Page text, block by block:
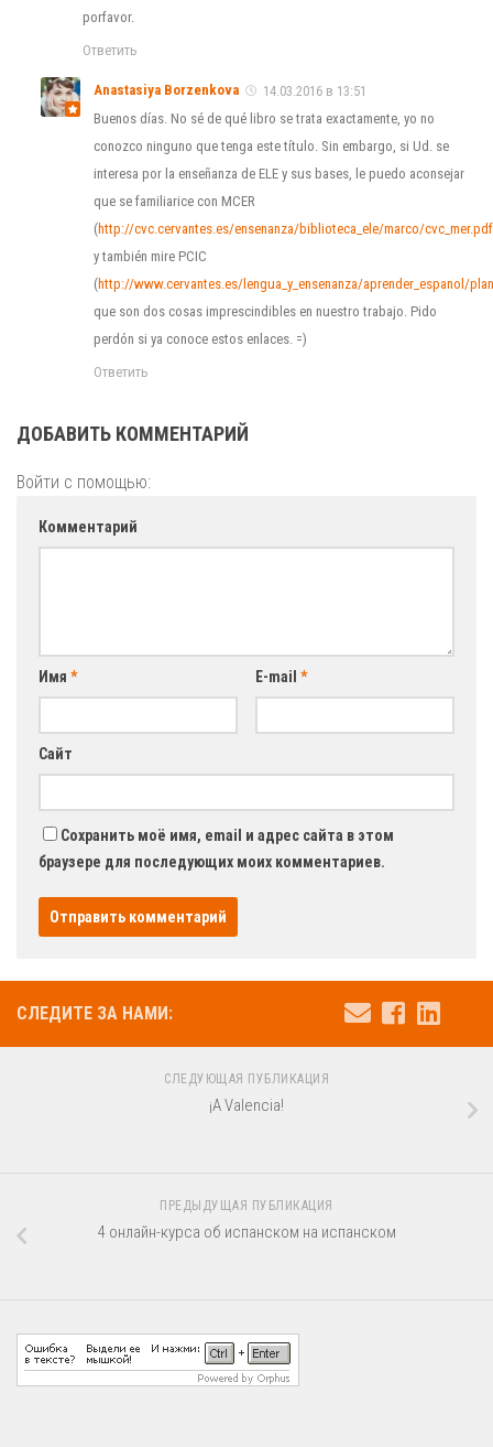
porfavor.
Ответить
Anastasiya Borzenkova
14.03.2016 в 13:51
Buenos días. No sé de qué libro se trata exactamente, yo no
conozco ninguno que tenga este título. Sin embargo, si Ud. se
interesa por la enseñanza de ELE y sus bases, le puedo aconsejar
que se familiarice con MCER
(http://cvc.cervantes.es/ensenanza/biblioteca_ele/marco/cvc_mer.pdf
y también mire PCIC
(http://www.cervantes.es/lengua_y_ensenanza/aprender_espanol/
que son dos cosas imprescindibles en nuestro trabajo. Pido
perdón si ya conoce estos enlaces. =)
Ответить
ДОБАВИТЬ КОММЕНТАРИЙ
Войти с помощью:
Комментарий
Имя * E-mail *
Сайт
Сохранить моё имя, email и адрес сайта в этом
браузере для последующих моих комментариев.
СЛЕДИТЕ ЗА НАМИ:
СЛЕДУЮЩАЯ ПУБЛИКАЦИЯ
¡A Valencia!
ПРЕДЫДУЩАЯ ПУБЛИКАЦИЯ
4 онлайн-курса об испанском на испанском